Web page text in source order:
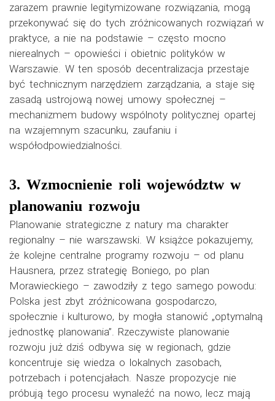
zarazem prawnie legitymizowane rozwiązania, mogą
przekonywać się do tych zróżnicowanych rozwiązań w
praktyce, a nie na podstawie – często mocno
nierealnych – opowieści i obietnic polityków w
Warszawie. W ten sposób decentralizacja przestaje
być technicznym narzędziem zarządzania, a staje się
zasadą ustrojową nowej umowy społecznej –
mechanizmem budowy wspólnoty politycznej opartej
na wzajemnym szacunku, zaufaniu i
współodpowiedzialności.
3. Wzmocnienie roli województw w
planowaniu rozwoju
Planowanie strategiczne z natury ma charakter
regionalny – nie warszawski. W książce pokazujemy,
że kolejne centralne programy rozwoju – od planu
Hausnera, przez strategię Boniego, po plan
Morawieckiego – zawodziły z tego samego powodu:
Polska jest zbyt zróżnicowana gospodarczo,
społecznie i kulturowo, by mogła stanowić „optymalną
jednostkę planowania”. Rzeczywiste planowanie
rozwoju już dziś odbywa się w regionach, gdzie
koncentruje się wiedza o lokalnych zasobach,
potrzebach i potencjałach. Nasze propozycje nie
próbują tego procesu wynaleźć na nowo, lecz mają